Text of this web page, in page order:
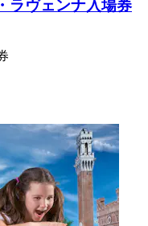
ラヴェンナ入場券